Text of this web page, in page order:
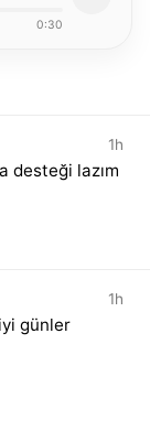
0:30
1h
desteği lazım
1h
günler